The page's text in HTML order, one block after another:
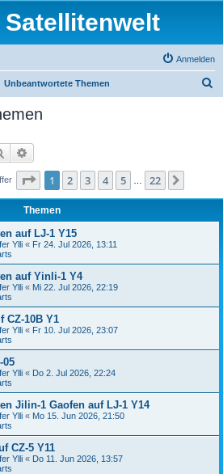
Satellitenwelt
Anmelden
Unbeantwortete Themen
Suche
Seite 1von 22
1 2 3 4 5 22
Themen
auf LJ-1 Y15
Ylli « Fr 24. Jul 2026, 13:11
auf Yinli-1 Y4
Ylli « Mi 22. Jul 2026, 22:19
CZ-10B Y1
Ylli « Fr 10. Jul 2026, 23:07
05
Ylli « Do 2. Jul 2026, 22:24
Jilin-1 Gaofen auf LJ-1 Y14
Ylli « Mo 15. Jun 2026, 21:50
CZ-5 Y11
Ylli « Do 11. Jun 2026, 13:57